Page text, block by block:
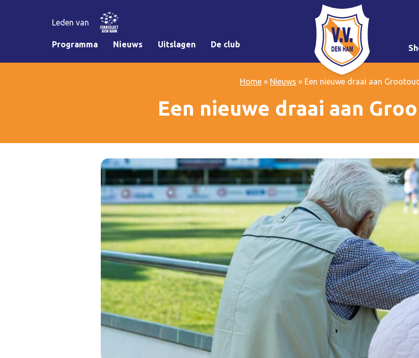
Leden van
Programma Nieuws Uitslagen De club
Home » Nieuws » Een nieuwe draai aan
Een nieuwe draai aan